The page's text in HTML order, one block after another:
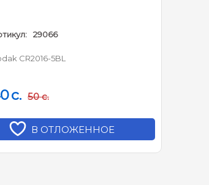
29066
CR2016-5BL
c. 50 c.
В ОТЛОЖЕННОЕ